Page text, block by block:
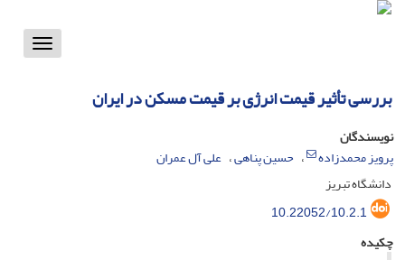
Toggle
بررسی تأثیر قیمت انرژی بر قیمت مسکن در ایران
نویسندگان
پرویز محمدزاده
حسین پناهی علی آل عمران
دانشگاه تبریز
10.22052/10.2.1
چکیده